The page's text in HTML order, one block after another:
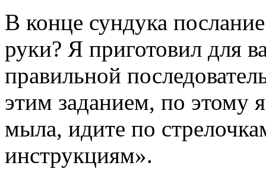
В конце сундука послание
руки? Я приготовил для
правильной
этим заданием, по этому
мыла, идите по
инструкциям».